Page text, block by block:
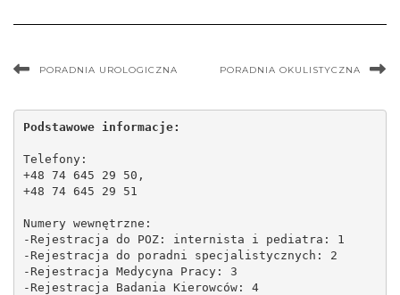
PORADNIA UROLOGICZNA PORADNIA OKULISTYCZNA
Podstawowe informacje:
Telefony:
+48 74 645 29 50,
+48 74 645 29 51
Numery wewnętrzne:
-Rejestracja do POZ: internista i pediatra: 1
-Rejestracja do poradni specjalistycznych: 2
-Rejestracja Medycyna Pracy: 3
-Rejestracja Badania Kierowców: 4